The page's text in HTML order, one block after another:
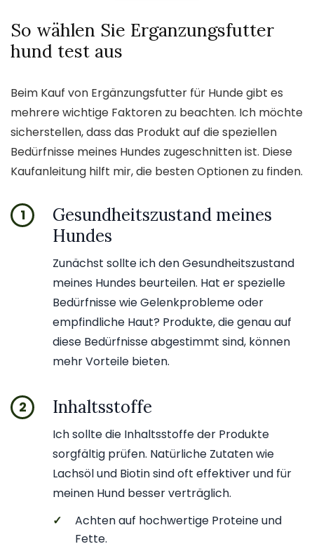
So wählen Sie Erganzungsfutter
hund test aus
Beim Kauf von Ergänzungsfutter für Hunde gibt es
mehrere wichtige Faktoren zu beachten. Ich möchte
sicherstellen, dass das Produkt auf die speziellen
Bedürfnisse meines Hundes zugeschnitten ist. Diese
Kaufanleitung hilft mir, die besten Optionen zu finden.
1
Gesundheitszustand meines
Hundes
Zunächst sollte ich den Gesundheitszustand
meines Hundes beurteilen. Hat er spezielle
Bedürfnisse wie Gelenkprobleme oder
empfindliche Haut? Produkte, die genau auf
diese Bedürfnisse abgestimmt sind, können
mehr Vorteile bieten.
2 Inhaltsstoffe
Ich sollte die Inhaltsstoffe der Produkte
sorgfältig prüfen. Natürliche Zutaten wie
Lachsöl und Biotin sind oft effektiver und für
meinen Hund besser verträglich.
✓
Achten auf hochwertige Proteine und
Fette.